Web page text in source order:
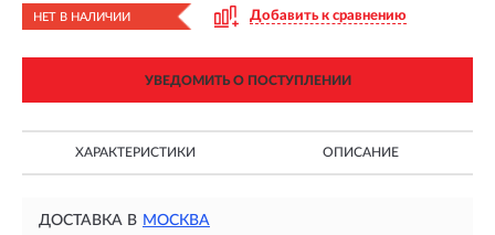
НЕТ В НАЛИЧИИ Добавить к сравнению
УВЕДОМИТЬ О ПОСТУПЛЕНИИ
ХАРАКТЕРИСТИКИ ОПИСАНИЕ
ДОСТАВКА В МОСКВА